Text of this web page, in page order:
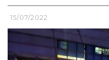
15/07/2022